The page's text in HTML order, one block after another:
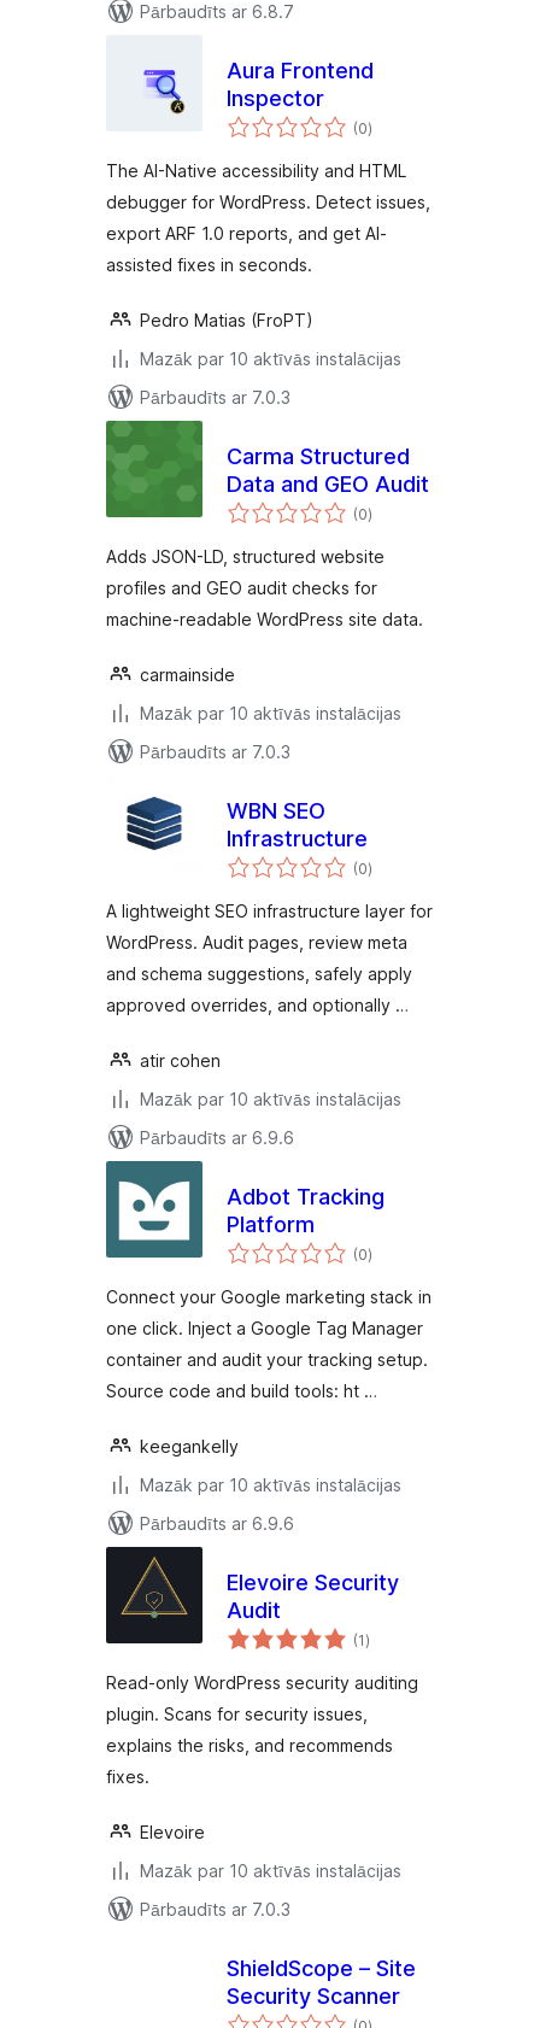
Pārbaudīts ar 6.8.7
Aura Frontend
Inspector
(0vērtējumu
kopsumma
)
The AI-Native accessibility and HTML
debugger for WordPress. Detect issues,
export ARF 1.0 reports, and get AI-
assisted fixes in seconds.
Pedro Matias (FroPT)
Mazāk par 10 aktīvās instalācijas
Pārbaudīts ar 7.0.3
Carma Structured
Data and GEO Audit
(0vērtējumu
kopsumma
)
Adds JSON-LD, structured website
profiles and GEO audit checks for
machine-readable WordPress site data.
carmainside
Mazāk par 10 aktīvās instalācijas
Pārbaudīts ar 7.0.3
WBN SEO
Infrastructure
(0vērtējumu
kopsumma
)
A lightweight SEO infrastructure layer for
WordPress. Audit pages, review meta
and schema suggestions, safely apply
approved overrides, and optionally …
atir cohen
Mazāk par 10 aktīvās instalācijas
Pārbaudīts ar 6.9.6
Adbot Tracking
Platform
(0vērtējumu
kopsumma
)
Connect your Google marketing stack in
one click. Inject a Google Tag Manager
container and audit your tracking setup.
Source code and build tools: ht …
keegankelly
Mazāk par 10 aktīvās instalācijas
Pārbaudīts ar 6.9.6
Elevoire Security
Audit
(1vērtējumu
kopsumma
)
Read-only WordPress security auditing
plugin. Scans for security issues,
explains the risks, and recommends
fixes.
Elevoire
Mazāk par 10 aktīvās instalācijas
Pārbaudīts ar 7.0.3
ShieldScope – Site
Security Scanner
vērtējumu